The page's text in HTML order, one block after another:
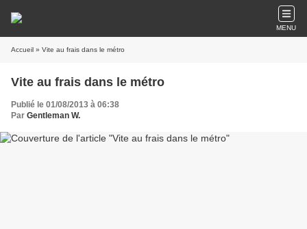
MENU
Accueil » Vite au frais dans le métro
Vite au frais dans le métro
Publié le 01/08/2013 à 06:38
Par Gentleman W.